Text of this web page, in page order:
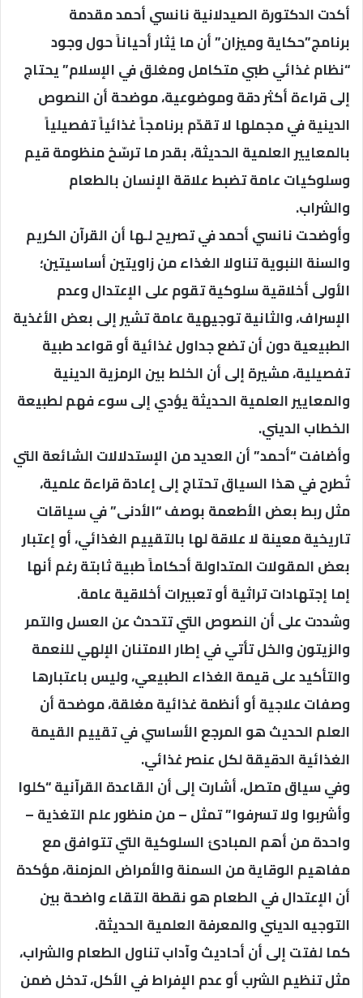
أكدت الدكتورة الصيدلانية نانسي أحمد مقدمة
برنامج”حكاية وميزان” أن ما يُثار أحياناً حول وجود
“نظام غذائي طبي متكامل ومغلق في الإسلام” يحتاج
إلى قراءة أكثر دقة وموضوعية، موضحة أن النصوص
الدينية في مجملها لا تقدّم برنامجاً غذائياً تفصيلياً
بالمعايير العلمية الحديثة، بقدر ما ترسّخ منظومة قيم
وسلوكيات عامة تضبط علاقة الإنسان بالطعام
والشراب.
وأوضحت نانسي أحمد في تصريح لـها أن القرآن الكريم
والسنة النبوية تناولا الغذاء من زاويتين أساسيتين؛
الأولى أخلاقية سلوكية تقوم على الإعتدال وعدم
الإسراف، والثانية توجيهية عامة تشير إلى بعض الأغذية
الطبيعية دون أن تضع جداول غذائية أو قواعد طبية
تفصيلية، مشيرة إلى أن الخلط بين الرمزية الدينية
والمعايير العلمية الحديثة يؤدي إلى سوء فهم لطبيعة
الخطاب الديني.
وأضافت “أحمد” أن العديد من الإستدلالات الشائعة التي
تُطرح في هذا السياق تحتاج إلى إعادة قراءة علمية،
مثل ربط بعض الأطعمة بوصف “الأدنى” في سياقات
تاريخية معينة لا علاقة لها بالتقييم الغذائي، أو إعتبار
بعض المقولات المتداولة أحكاماً طبية ثابتة رغم أنها
إما إجتهادات تراثية أو تعبيرات أخلاقية عامة.
وشددت على أن النصوص التي تتحدث عن العسل والتمر
والزيتون والخل تأتي في إطار الامتنان الإلهي للنعمة
والتأكيد على قيمة الغذاء الطبيعي، وليس باعتبارها
وصفات علاجية أو أنظمة غذائية مغلقة، موضحة أن
العلم الحديث هو المرجع الأساسي في تقييم القيمة
الغذائية الدقيقة لكل عنصر غذائي.
وفي سياق متصل، أشارت إلى أن القاعدة القرآنية “كلوا
وأشربوا ولا تسرفوا” تمثل – من منظور علم التغذية –
واحدة من أهم المبادئ السلوكية التي تتوافق مع
مفاهيم الوقاية من السمنة والأمراض المزمنة، مؤكدة
أن الإعتدال في الطعام هو نقطة التقاء واضحة بين
التوجيه الديني والمعرفة العلمية الحديثة.
كما لفتت إلى أن أحاديث وآداب تناول الطعام والشراب،
مثل تنظيم الشرب أو عدم الإفراط في الأكل، تدخل ضمن